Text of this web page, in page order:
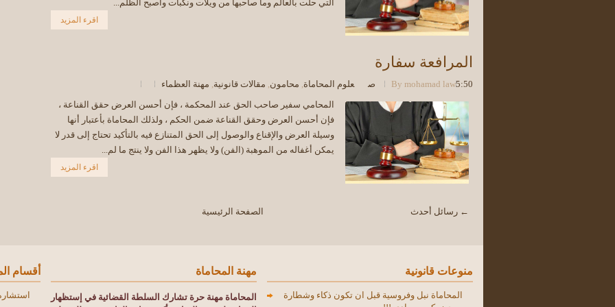
التي حلت بالعالم وما صاحبها من ويلات ونكبات واصبح الظلم...
اقرء المزيد
المرافعة سفارة
By mohamad law5:50 ص علوم المحاماة, محامون, مقالات قانونية, مهنة العظماء
المحامي سفير صاحب الحق عند المحكمة ، فإن أحسن العرض حقق القناعة ،
فإن أحسن العرض وحقق القناعة ضمن الحكم ، ولذلك المحاماة بأعتبار أنها
وسيلة العرض والإقناع والوصول إلى الحق المتنازع فيه بالتأكيد تحتاج إلى قدر لا
يمكن أغفاله من الموهبة (الفن) ولا يظهر هذا الفن ولا ينتج ما لم...
اقرء المزيد
← رسائل أحدث الصفحة الرئيسية
منوعات قانونية
المحاماة نبل وفروسية قبل ان تكون ذكاء وشطارة
مهنة المحاماة
المحاماة مهنة حرة تشارك السلطة القضائية في إستظهار
أقسام